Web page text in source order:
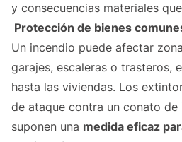
y consecuencias materiales
Protección de bienes
Un incendio puede afectar
garajes, escaleras o trasteros,
hasta las viviendas. Los
de ataque contra un conato de
suponen una medida eficaz